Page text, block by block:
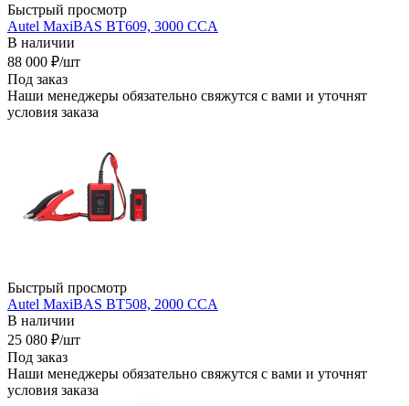
Быстрый просмотр
Autel MaxiBAS BT609, 3000 CCA
В наличии
88 000 ₽/шт
Под заказ
Наши менеджеры обязательно свяжутся с вами и уточнят
условия заказа
Быстрый просмотр
Autel MaxiBAS BT508, 2000 CCA
В наличии
25 080 ₽/шт
Под заказ
Наши менеджеры обязательно свяжутся с вами и уточнят
условия заказа